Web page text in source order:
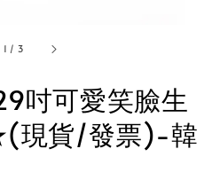
1 / 3
吋可愛笑臉生
現貨/發票)-韓